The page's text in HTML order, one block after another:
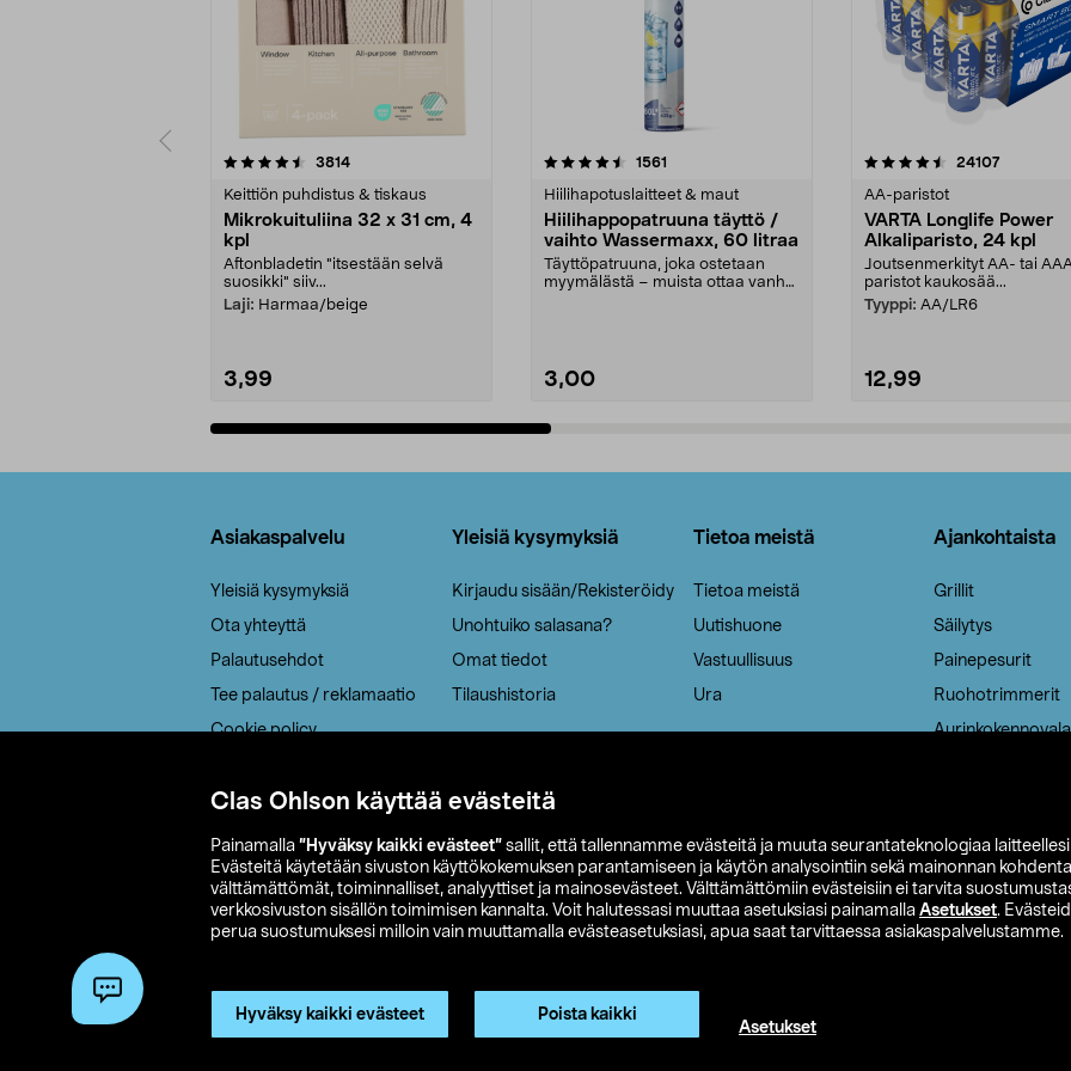
Clas Ohlson käyttää evästeitä
Painamalla ”Hyväksy kaikki evästeet” sallit, että tallennamme evästeitä ja muuta seurantateknologiaa laitteellesi
Evästeitä käytetään sivuston käyttökokemuksen parantamiseen ja käytön analysointiin sekä mainonnan
välttämättömät, toiminnalliset, analyyttiset ja mainosevästeet. Välttämättömiin evästeisiin ei tarvita
verkkosivuston sisällön toimimisen kannalta. Voit halutessasi muuttaa asetuksiasi painamalla Asetukset.
perua suostumuksesi milloin vain muuttamalla evästeasetuksiasi, apua saat tarvittaessa asiakaspalvelustamme.
Hyväksy kaikki evästeet Poista kaikki
Asetukset
3814arvostelut
Keittiön puhdistus & tiskaus
Mikrokuituliina 32 x 31 cm, 4
kpl
Aftonbladetin "itsestään selvä
suosikki" siiv...
Laji: Harmaa/beige
3,99
4.5viidestä
1561
Hiilihapotuslaitteet & maut
Hiilihappopatruuna täyttö /
vaihto Wassermaxx, 60 litraa
Täyttöpatruuna, joka ostetaan
myymälästä – muista ottaa vanha
3,00
4.5viidestä
24107arvostelut
AA-paristot
VARTA Longlife Power
Alkaliparisto, 24 kpl
Joutsenmerkityt AA- tai
paristot kaukosää...
Tyyppi: AA/LR6
12,99
4.5viidestä
Asiakaspalvelu
Yleisiä kysymyksiä
Ota yhteyttä
Palautusehdot
Tee palautus / reklamaatio
Cookie policy
Saavutettavuus
Yleisiä kysymyksiä
Kirjaudu sisään/Rekisteröidy
Unohtuiko salasana?
Omat tiedot
Tilaushistoria
Tietoa meistä
Tietoa meistä
Uutishuone
Vastuullisuus
Ura
Ajankohtaista
Grillit
Säilytys
Painepesurit
Ruohotrimmerit